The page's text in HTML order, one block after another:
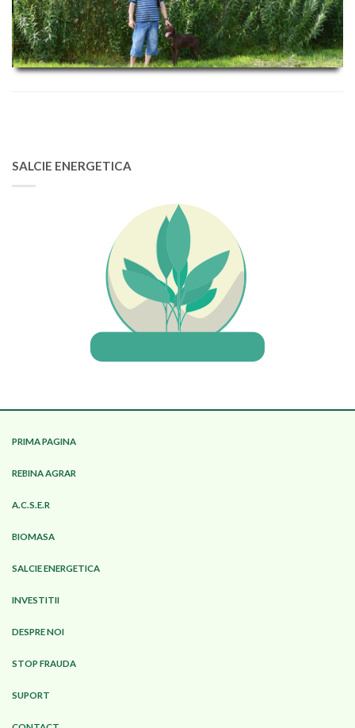
SALCIE ENERGETICA
PRIMA PAGINA
REBINA AGRAR
A.C.S.E.R
BIOMASA
SALCIE ENERGETICA
INVESTITII
DESPRE NOI
STOP FRAUDA
SUPORT